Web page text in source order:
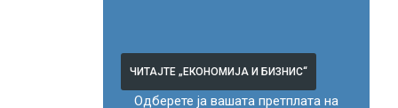
ЧИТАЈТЕ „ЕКОНОМИЈА И БИЗНИС“
Одберете ја вашата претплата на